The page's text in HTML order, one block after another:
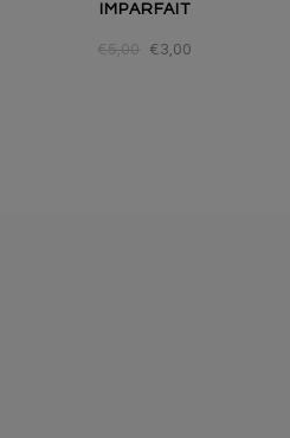
IMPARFAIT
€5,00 €3,00